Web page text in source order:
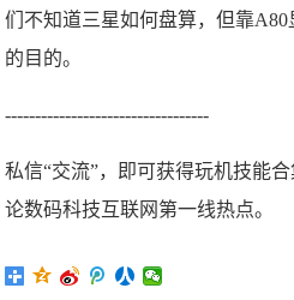
们不知道三星如何盘算，但靠
的目的。
----------------------------------
私信“交流”，即可获得玩机技能
论数码科技互联网第一线热点。